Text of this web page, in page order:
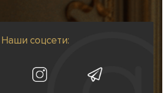
Наши соцсети: